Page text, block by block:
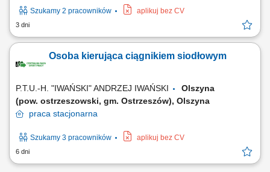
Szukamy 2 pracowników aplikuj bez CV
3 dni
Osoba kierująca ciągnikiem siodłowym
P.T.U.-H. "IWAŃSKI" ANDRZEJ IWAŃSKI
Olszyna
(pow. ostrzeszowski, gm. Ostrzeszów), Olszyna
praca stacjonarna
Szukamy 3 pracowników aplikuj bez CV
6 dni